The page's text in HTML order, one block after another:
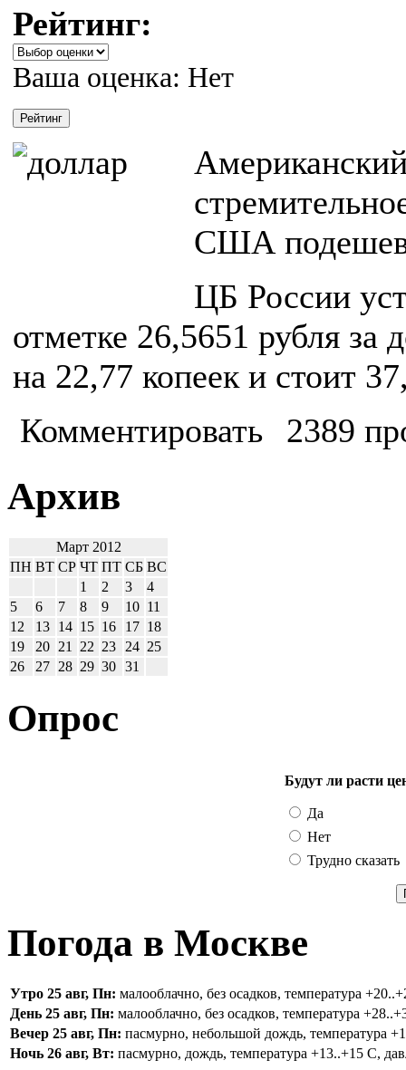
Рейтинг:
Ваша оценка: Нет
США
ЦБ России
отметке 26,5651 рубля за
на 22,77 копеек и стоит
Комментировать
2389
Архив
Март 2012
ПН ВТ СР ЧТ ПТ СБ ВС
1
2 3
4
5
6 7 8 9 10 11
12
13 14 15 16 17 18
19
20 21 22 23 24 25
26
27 28 29 30 31
Опрос
Будут ли расти
Да
Нет
Трудно сказать
Погода в Москве
Утро 25 авг, Пн: малооблачно, без осадков, температура
День 25 авг, Пн: малооблачно, без осадков, температура
Вечер 25 авг, Пн: пасмурно, небольшой дождь, температура
Ночь 26 авг, Вт: пасмурно, дождь, температура +13..+15 С,